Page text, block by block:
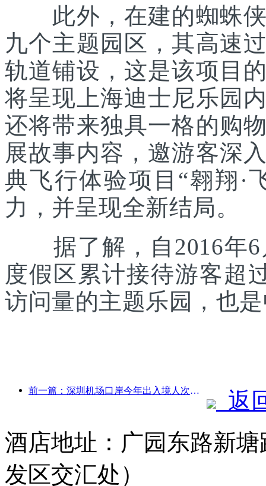
此外，在建的蜘蛛侠
九个主题园区，其高速
轨道铺设，这是该项目
将呈现上海迪士尼乐园
还将带来独具一格的购
展故事内容，邀游客深
典飞行体验项目“翱翔·
力，并呈现全新结局。
据了解，自2016年6
度假区累计接待游客超
访问量的主题乐园，也
前一篇：深圳机场口岸今年出入境人次突破300万，创历史同期新高
返
酒店地址：广园东路新
发区交汇处）